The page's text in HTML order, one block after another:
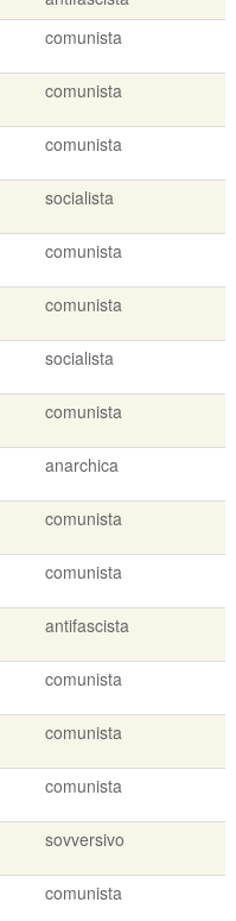
comunista
comunista
comunista
socialista
comunista
comunista
socialista
comunista
anarchica
comunista
comunista
antifascista
comunista
comunista
comunista
sovversivo
comunista